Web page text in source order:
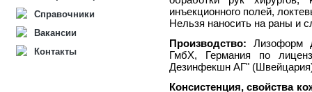
Справочники
Вакансии
Контакты
инъекционного полей,
Нельзя наносить на раны и
Производство:
ГмбХ, Германия по
Дезинфекшн АГ"
Консистенция, свойства